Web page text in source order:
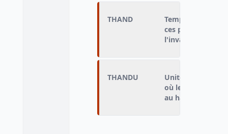
THAND
Temps depuis
ces prestations
l'invalidité
THANDU
Unité de temps
où le jeune
au handicap ou